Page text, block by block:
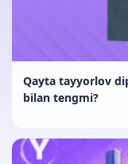
Qayta tayyorlov
bilan tengmi?